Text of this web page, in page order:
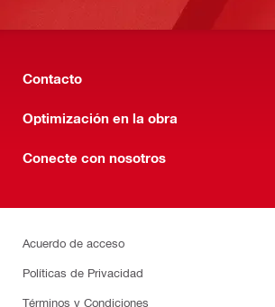
Contacto
Optimización en la obra
Conecte con nosotros
Acuerdo de acceso
Políticas de Privacidad
Términos y Condiciones